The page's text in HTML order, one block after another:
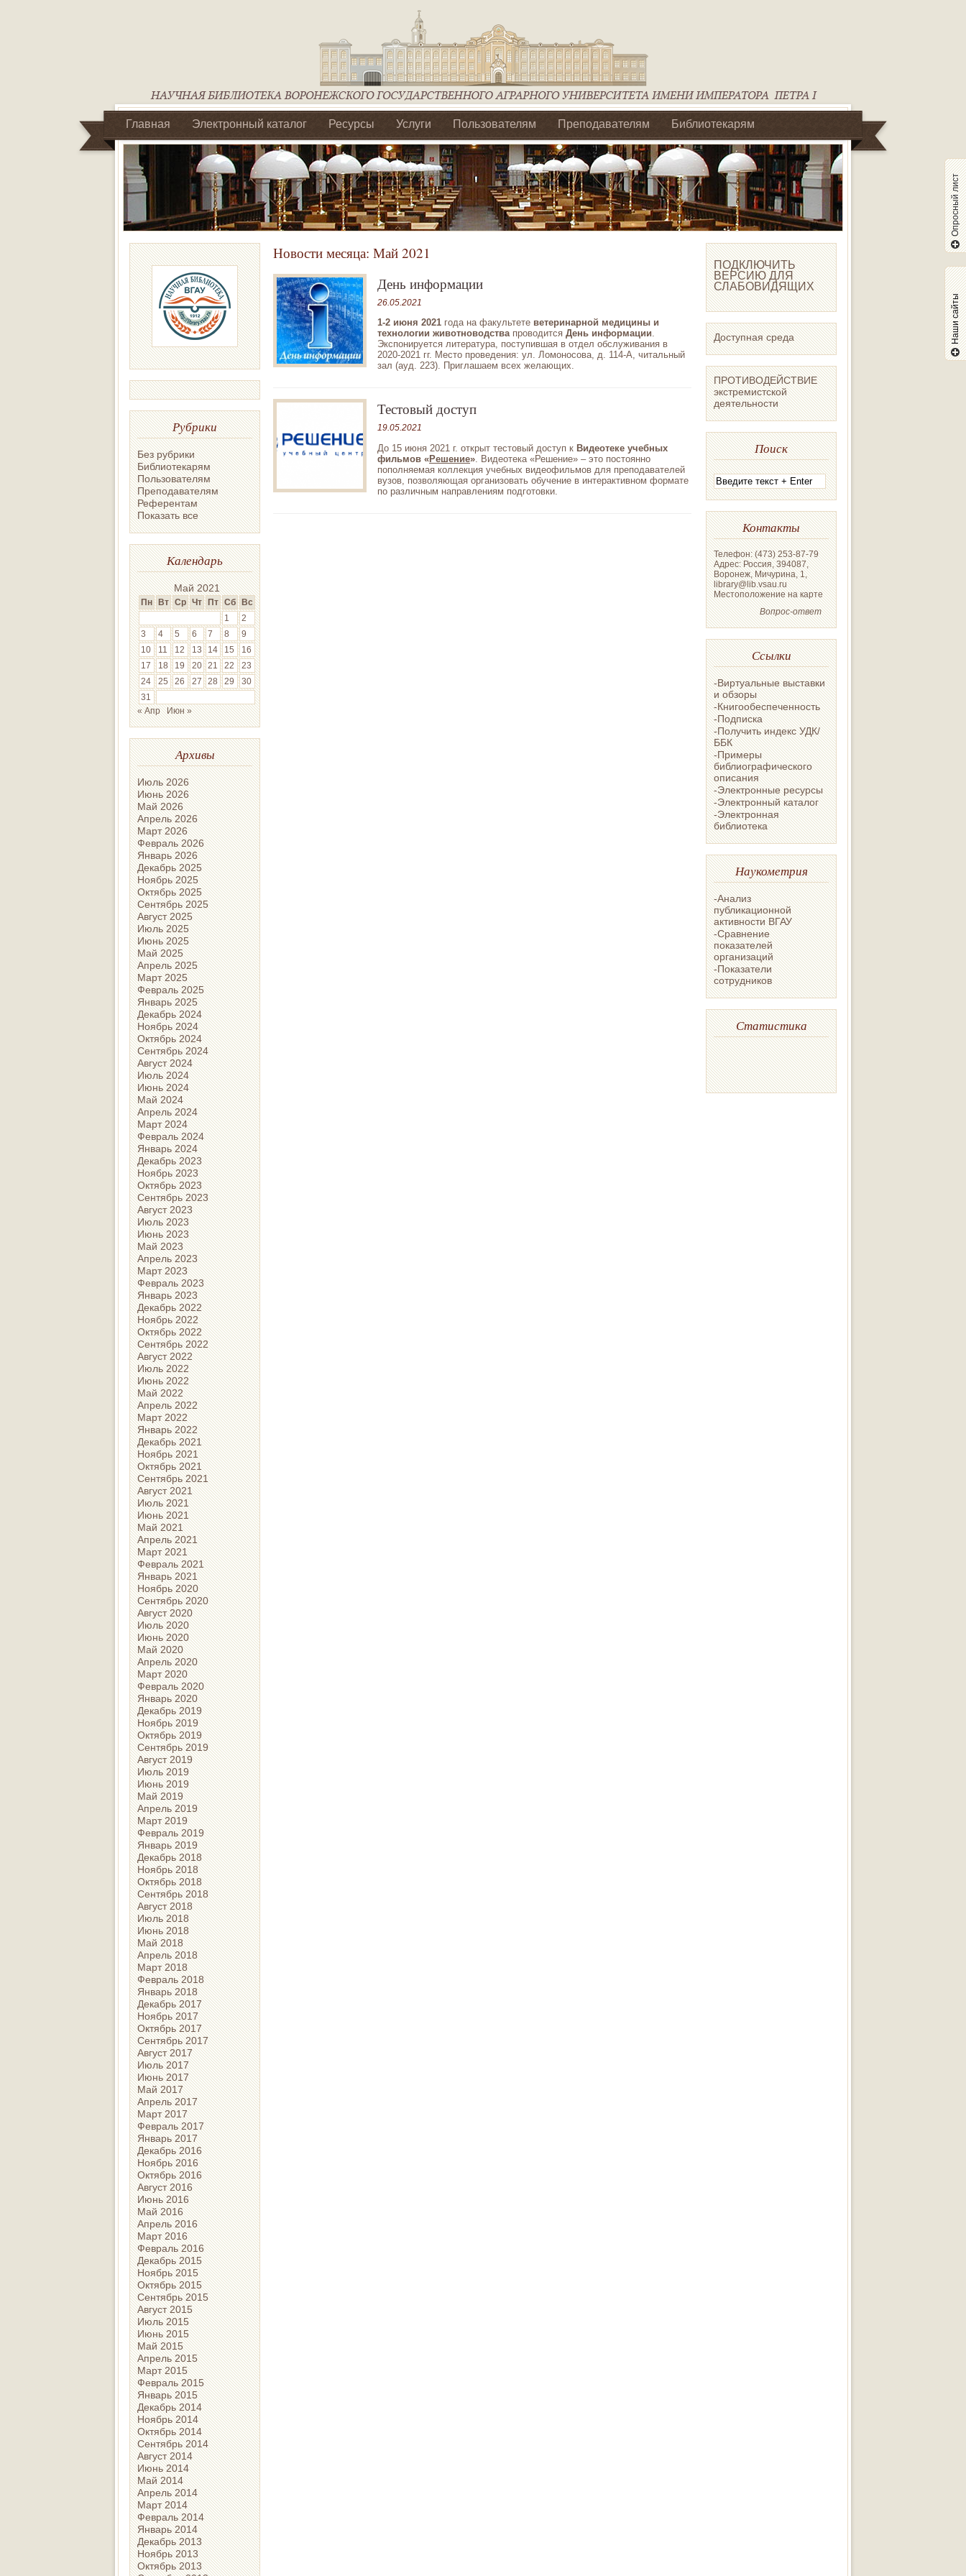
Главная Электронный каталог Ресурсы Услуги Пользователям Преподавателям Библиотекарям
Библиотеки регионального отделения Ассоциации Агрообразование по ЦФО
Рубрики
Без рубрики
Библиотекарям
Пользователям
Преподавателям
Референтам
Показать все
Календарь
Май 2021
Пн Вт Ср Чт Пт Сб Вс
1
2
3
4 5 6 7 8
9
10
11 12 13 14 15
16
17
18 19 20 21 22
23
24
25 26 27 28 29
30
31
« Апр
Июн »
Архивы
Июль 2026
Июнь 2026
Май 2026
Апрель 2026
Март 2026
Февраль 2026
Январь 2026
Декабрь 2025
Ноябрь 2025
Октябрь 2025
Сентябрь 2025
Август 2025
Июль 2025
Июнь 2025
Май 2025
Апрель 2025
Март 2025
Февраль 2025
Январь 2025
Декабрь 2024
Ноябрь 2024
Октябрь 2024
Сентябрь 2024
Август 2024
Июль 2024
Июнь 2024
Май 2024
Апрель 2024
Март 2024
Февраль 2024
Январь 2024
Декабрь 2023
Ноябрь 2023
Октябрь 2023
Сентябрь 2023
Август 2023
Июль 2023
Июнь 2023
Май 2023
Апрель 2023
Март 2023
Февраль 2023
Январь 2023
Декабрь 2022
Ноябрь 2022
Октябрь 2022
Сентябрь 2022
Август 2022
Июль 2022
Июнь 2022
Май 2022
Апрель 2022
Март 2022
Январь 2022
Декабрь 2021
Ноябрь 2021
Октябрь 2021
Сентябрь 2021
Август 2021
Июль 2021
Июнь 2021
Май 2021
Апрель 2021
Март 2021
Февраль 2021
Январь 2021
Ноябрь 2020
Сентябрь 2020
Август 2020
Июль 2020
Июнь 2020
Май 2020
Апрель 2020
Март 2020
Февраль 2020
Январь 2020
Декабрь 2019
Ноябрь 2019
Октябрь 2019
Сентябрь 2019
Август 2019
Июль 2019
Июнь 2019
Май 2019
Апрель 2019
Март 2019
Февраль 2019
Январь 2019
Декабрь 2018
Ноябрь 2018
Октябрь 2018
Сентябрь 2018
Август 2018
Июль 2018
Июнь 2018
Май 2018
Апрель 2018
Март 2018
Февраль 2018
Январь 2018
Декабрь 2017
Ноябрь 2017
Октябрь 2017
Сентябрь 2017
Август 2017
Июль 2017
Июнь 2017
Май 2017
Апрель 2017
Март 2017
Февраль 2017
Январь 2017
Декабрь 2016
Ноябрь 2016
Октябрь 2016
Август 2016
Июнь 2016
Май 2016
Апрель 2016
Март 2016
Февраль 2016
Декабрь 2015
Ноябрь 2015
Октябрь 2015
Сентябрь 2015
Август 2015
Июль 2015
Июнь 2015
Май 2015
Апрель 2015
Март 2015
Февраль 2015
Январь 2015
Декабрь 2014
Ноябрь 2014
Октябрь 2014
Сентябрь 2014
Август 2014
Июнь 2014
Май 2014
Апрель 2014
Март 2014
Февраль 2014
Январь 2014
Декабрь 2013
Ноябрь 2013
Октябрь 2013
Новости месяца: Май 2021
День информации
26.05.2021
1-2 июня 2021 года на факультете ветеринарной медицины и
технологии животноводствапроводится День информации.
Экспонируется литература, поступившая в отдел обслуживания в
2020-2021 гг. Место проведения: ул. Ломоносова, д. 114-А, читальный
зал (ауд. 223). Приглашаем всех желающих.
Тестовый доступ
19.05.2021
До 15 июня 2021 г. открыт тестовый доступ к Видеотеке учебных
фильмов «Решение» . Видеотека «Решение» – это постоянно
пополняемая коллекция учебных видеофильмов для преподавателей
вузов, позволяющая организовать обучение в интерактивном формате
по различным направлениям подготовки.
ПОДКЛЮЧИТЬ
ВЕРСИЮ ДЛЯ
СЛАБОВИДЯЩИХ
Доступная среда
ПРОТИВОДЕЙСТВИЕ
экстремистской
деятельности
Поиск
Контакты
Телефон: (473) 253-87-79
Адрес: Россия, 394087,
Воронеж, Мичурина, 1,
library@lib.vsau.ru
Местоположение на карте
Вопрос-ответ
Ссылки
-Виртуальные выставки
и обзоры
-Книгообеспеченность
-Подписка
-Получить индекс УДК/
ББК
-Примеры
библиографического
описания
-Электронные ресурсы
-Электронный каталог
-Электронная
библиотека
Наукометрия
-Анализ
публикационной
активности ВГАУ
-Сравнение
показателей
организаций
-Показатели
сотрудников
Статистика
Опросный лист
Наши сайты